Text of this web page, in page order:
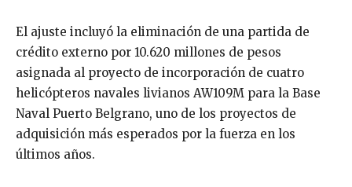
El ajuste incluyó la eliminación de una partida de
crédito externo por 10.620 millones de pesos
asignada al proyecto de incorporación de cuatro
helicópteros navales livianos AW109M para la Base
Naval Puerto Belgrano, uno de los proyectos de
adquisición más esperados por la fuerza en los
últimos años.